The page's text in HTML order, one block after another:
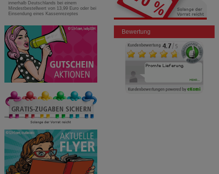
innerhalb Deutschlands bei einem
Mindestbestellwert von 13,99 Euro oder bei
Einsendung eines Kassenrezeptes
Bewertung